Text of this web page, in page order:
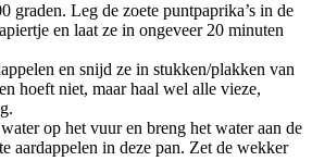
graden. Leg de zoete puntpaprika’s in de
en laat ze in ongeveer 20 minuten
en snijd ze in stukken/plakken van
hoeft niet, maar haal wel alle vieze,
op het vuur en breng het water aan de
aardappelen in deze pan. Zet de wekker